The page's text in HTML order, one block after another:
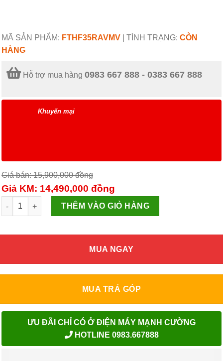
MÃ SẢN PHẨM: FTHF35RAVMV TÌNH TRẠNG: CÒN
HÀNG
Hỗ trợ mua hàng 0983 667 888 - 0383 667 888
Khuyến mại
Giá bán: 15,900,000đồng
Giá KM: 14,490,000 đồng
Daikin 2 chiều inverter FTHF35RAVMV/RHF35RAVMV số lượng
THÊM VÀO GIỎ HÀNG
MUA NGAY
MUA TRẢ GÓP
ƯU ĐÃI CHỈ CÓ Ở ĐIỆN MÁY MẠNH CƯỜNG
HOTLINE 0983.667888